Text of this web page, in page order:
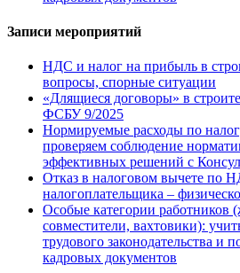
Записи мероприятий
НДС и налог на прибыль в
вопросы, спорные ситуации
«Длящиеся договоры» в
ФСБУ 9/2025
Нормируемые расходы по
проверяем соблюдение
эффективных решений с
Отказ в налоговом вычете по
налогоплательщика –
Особые категории
совместители, вахтовики):
трудового законодательства и
кадровых документов